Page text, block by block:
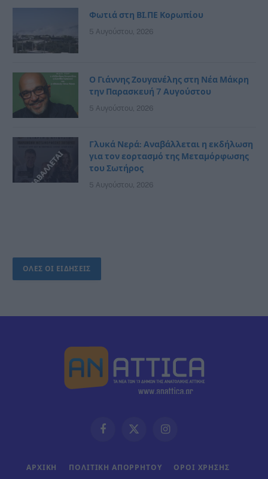
Φωτιά στη ΒΙ.ΠΕ Κορωπίου
5 Αυγούστου, 2026
Ο Γιάννης Ζουγανέλης στη Νέα Μάκρη
την Παρασκευή 7 Αυγούστου
5 Αυγούστου, 2026
Γλυκά Νερά: Αναβάλλεται η εκδήλωση
για τον εορτασμό της Μεταμόρφωσης
του Σωτήρος
5 Αυγούστου, 2026
ΟΛΕΣ ΟΙ ΕΙΔΗΣΕΙΣ
FacebookX
Instagram
ΑΡΧΙΚΗ ΠΟΛΙΤΙΚΗ ΑΠΟΡΡΗΤΟΥ ΟΡΟΙ ΧΡΗΣΗΣ